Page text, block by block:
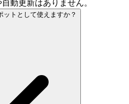
動更新はありません。
トとして使えますか？